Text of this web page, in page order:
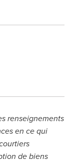
renseignements
en ce qui
de biens